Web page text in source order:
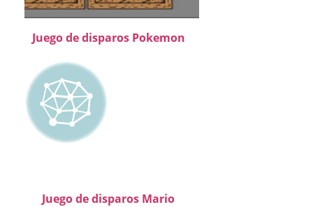
Juego de disparos Pokemon
Juego de disparos Mario